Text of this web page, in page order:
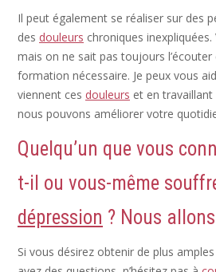
Il peut également se réaliser sur des
des douleurs chroniques
mais on ne sait pas toujours l’écouter
formation nécessaire. Je peux vous
viennent ces douleurs et en
nous pouvons améliorer votre
Quelqu’un que vous
t-il ou vous-même
dépression ? Nous
Si vous désirez obtenir de plus